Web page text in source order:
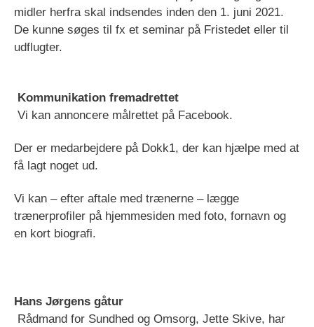
midler herfra skal indsendes inden den 1. juni 2021.
De kunne søges til fx et seminar på Fristedet eller til
udflugter.
Kommunikation fremadrettet
Vi kan annoncere målrettet på Facebook.
Der er medarbejdere på Dokk1, der kan hjælpe med at
få lagt noget ud.
Vi kan – efter aftale med trænerne – lægge
trænerprofiler på hjemmesiden med foto, fornavn og
en kort biografi.
Hans Jørgens gåtur
Rådmand for Sundhed og Omsorg, Jette Skive, har